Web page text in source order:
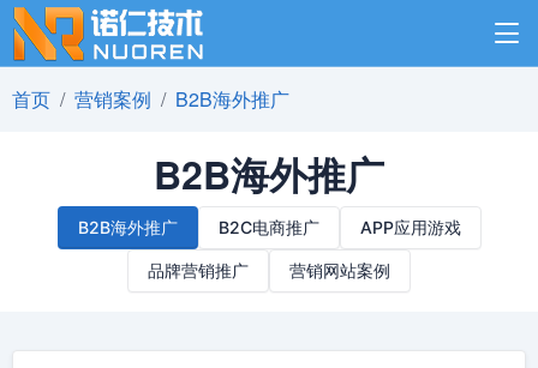
首页 营销案例 B2B海外推广
B2B海外推广
B2B海外推广 B2C电商推广 APP应用游戏
品牌营销推广 营销网站案例